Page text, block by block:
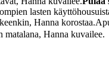
lasten
Hanna korostaa.
Hanna kuvailee.